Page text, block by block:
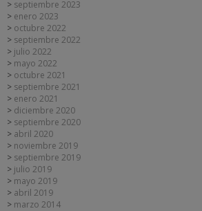
septiembre 2023
enero 2023
octubre 2022
septiembre 2022
julio 2022
mayo 2022
octubre 2021
septiembre 2021
enero 2021
diciembre 2020
septiembre 2020
abril 2020
noviembre 2019
septiembre 2019
julio 2019
mayo 2019
abril 2019
marzo 2014